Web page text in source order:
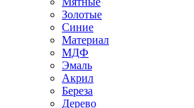
Золотые
Синие
Материал
МДФ
Эмаль
Акрил
Береза
Дерево